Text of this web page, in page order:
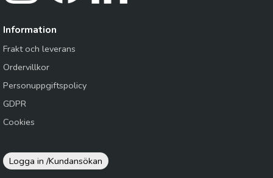
Information
Frakt och leverans
Ordervillkor
Personuppgiftspolicy
GDPR
Cookies
Logga in /Kundansökan